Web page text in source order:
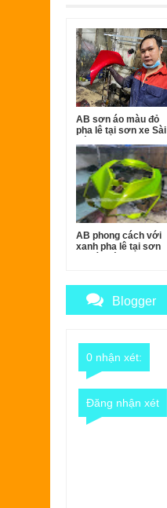
AB sơn áo màu đỏ
pha lê tại sơn xe Sài
AB phong cách với
xanh pha lê tại sơn
Blogger
0 nhận xét:
Đăng nhận xét